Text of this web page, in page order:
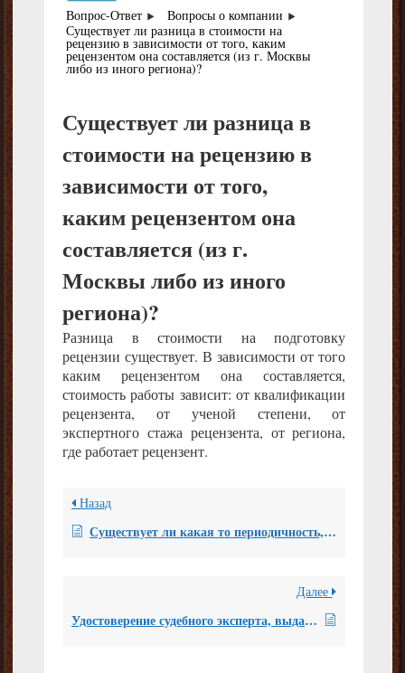
Вопрос-Ответ
Вопросы о компании
Существует ли разница в стоимости на
рецензию в зависимости от того, каким
рецензентом она составляется (из г. Москвы
либо из иного региона)?
Существует ли разница в
стоимости на рецензию в
зависимости от того,
каким рецензентом она
составляется (из г.
Москвы либо из иного
региона)?
Разница в стоимости на подготовку
рецензии существует. В зависимости от того
каким рецензентом она составляется,
стоимость работы зависит: от квалификации
рецензента, от ученой степени, от
экспертного стажа рецензента, от региона,
где работает рецензент.
Назад
Существует ли какая то периодичность, с которой специалист (рецензент) должен проходить профессиональную переподготовку (повышение квалификации)?
Далее
Удостоверение судебного эксперта, выдаваемое НП «СРО судебных экспертов» имеет ли юридическую силу?